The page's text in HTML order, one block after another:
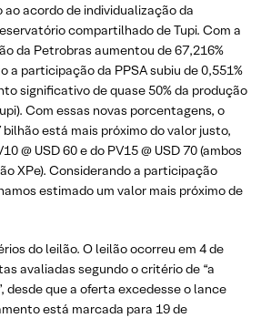
acordo de individualização da
compartilhado de Tupi. Com a
da Petrobras aumentou de 67,216%
a participação da PPSA subiu de 0,551%
significativo de quase 50% da produção
Com essas novas porcentagens, o
bilhão está mais próximo do valor justo,
@ USD 60 e do PV15 @ USD 70 (ambos
XPe). Considerando a participação
estimado um valor mais próximo de
do leilão. O leilão ocorreu em 4 de
avaliadas segundo o critério de “a
desde que a oferta excedesse o lance
está marcada para 19 de